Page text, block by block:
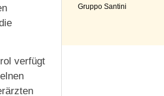
verfügt
Gruppo Santini